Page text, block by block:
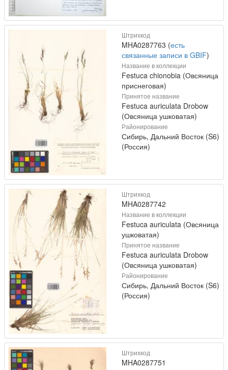
Штрихкод
MHA0287763 (есть
связанные записи в GBIF)
Название в коллекции
Festuca chionobia (Овсяница
приснеговая)
Принятое название
Festuca auriculata Drobow
(Овсяница ушковатая)
Районирование
Сибирь, Дальний Восток (S6)
(Россия)
Штрихкод
MHA0287742
Название в коллекции
Festuca auriculata (Овсяница
ушковатая)
Принятое название
Festuca auriculata Drobow
(Овсяница ушковатая)
Районирование
Сибирь, Дальний Восток (S6)
(Россия)
Штрихкод
MHA0287751